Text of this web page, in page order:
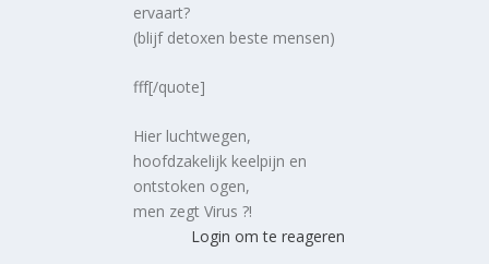
ervaart?
(blijf detoxen beste mensen)
fff[/quote]
Hier luchtwegen,
hoofdzakelijk keelpijn en
ontstoken ogen,
men zegt Virus ?!
Login om te reageren